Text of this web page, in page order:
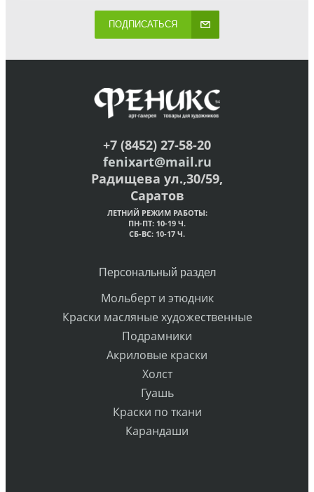
ПОДПИСАТЬСЯ
+7 (8452) 27-58-20
fenixart@mail.ru
Радищева ул.,30/59,
Саратов
ЛЕТНИЙ РЕЖИМ РАБОТЫ:
ПН-ПТ: 10-19 Ч.
СБ-ВС: 10-17 Ч.
Персональный раздел
Мольберт и этюдник
Краски масляные художественные
Подрамники
Акриловые краски
Холст
Гуашь
Краски по ткани
Карандаши